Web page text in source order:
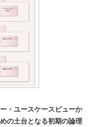
・ユースケースビューか
の土台となる初期の論理